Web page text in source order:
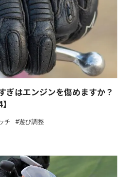
ぎはエンジンを傷めますか？
チ
遊び調整